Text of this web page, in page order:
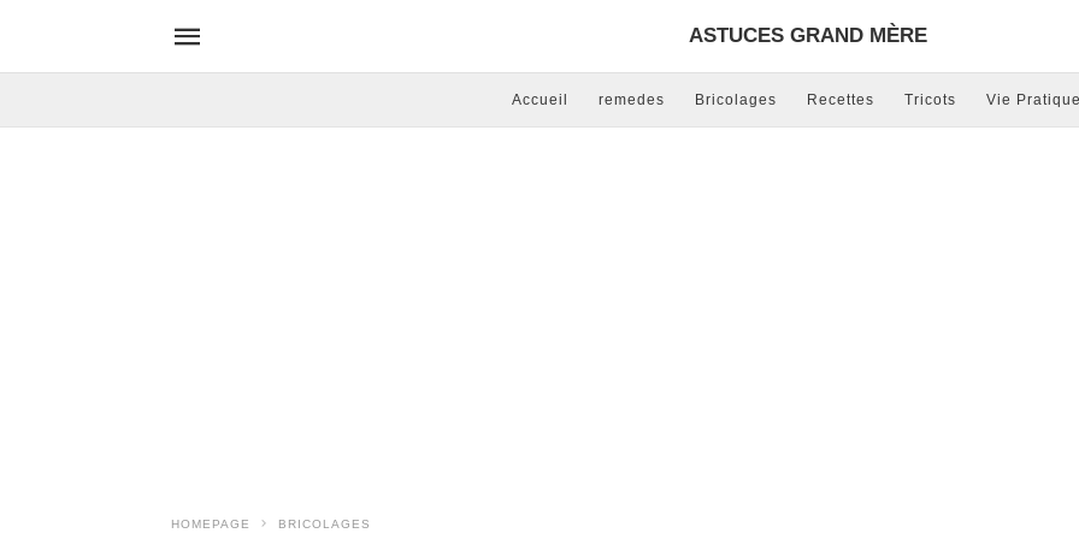
ASTUCES GRAND MÈRE
Accueil remedes Bricolages Recettes Tricots Vie Pratique
HOMEPAGE BRICOLAGES